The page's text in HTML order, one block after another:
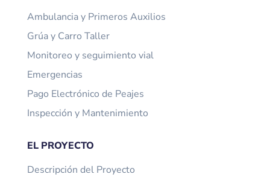
Ambulancia y Primeros Auxilios
Grúa y Carro Taller
Monitoreo y seguimiento vial
Emergencias
Pago Electrónico de Peajes
Inspección y Mantenimiento
EL PROYECTO
Descripción del Proyecto